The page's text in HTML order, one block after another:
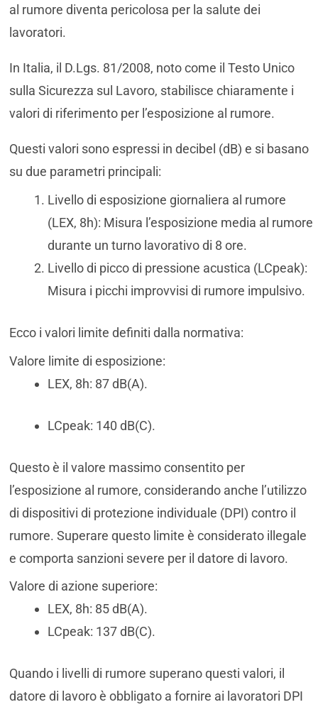
al rumore diventa pericolosa per la salute dei
lavoratori.
In Italia, il D.Lgs. 81/2008, noto come il Testo Unico
sulla Sicurezza sul Lavoro, stabilisce chiaramente i
valori di riferimento per l’esposizione al rumore.
Questi valori sono espressi in decibel (dB) e si basano
su due parametri principali:
Livello di esposizione giornaliera al rumore
(LEX, 8h): Misura l’esposizione media al rumore
durante un turno lavorativo di 8 ore.
Livello di picco di pressione acustica (LCpeak):
Misura i picchi improvvisi di rumore impulsivo.
Ecco i valori limite definiti dalla normativa:
Valore limite di esposizione:
LEX, 8h: 87 dB(A).
LCpeak: 140 dB(C).
Questo è il valore massimo consentito per
l’esposizione al rumore, considerando anche l’utilizzo
di dispositivi di protezione individuale (DPI) contro il
rumore. Superare questo limite è considerato illegale
e comporta sanzioni severe per il datore di lavoro.
Valore di azione superiore:
LEX, 8h: 85 dB(A).
LCpeak: 137 dB(C).
Quando i livelli di rumore superano questi valori, il
datore di lavoro è obbligato a fornire ai lavoratori DPI